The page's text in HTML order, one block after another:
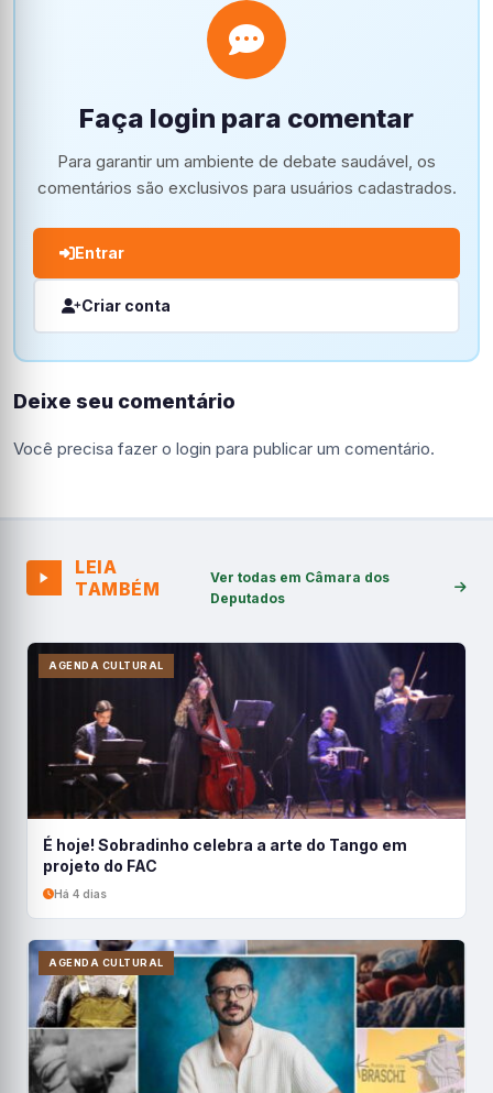
Faça login para comentar
Para garantir um ambiente de debate saudável, os
comentários são exclusivos para usuários cadastrados.
Entrar
Criar conta
Deixe seu comentário
Você precisa fazer o login para publicar um comentário.
LEIA
TAMBÉM
Ver todas em Câmara dos
Deputados
AGENDA CULTURAL
É hoje! Sobradinho celebra a arte do Tango em
projeto do FAC
Há 4 dias
AGENDA CULTURAL